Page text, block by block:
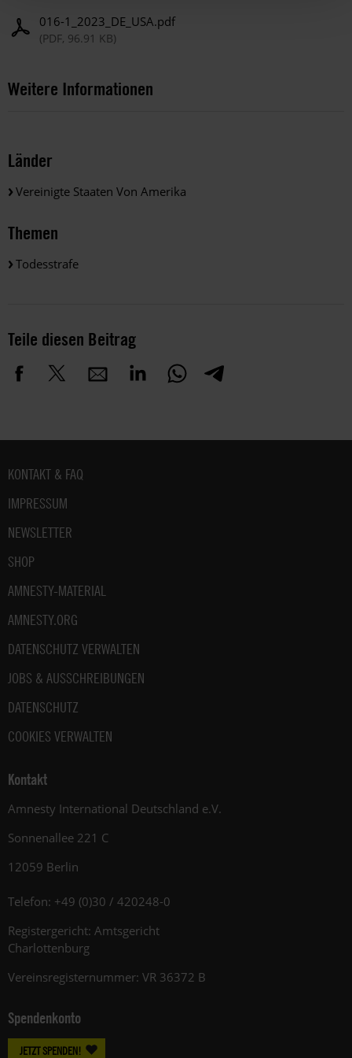
016-1_2023_DE_USA.pdf
(PDF, 96.91 KB)
Weitere Informationen
Länder
Vereinigte Staaten Von Amerika
Themen
Todesstrafe
Teile diesen Beitrag
Fußbereich
KONTAKT & FAQ
IMPRESSUM
NEWSLETTER
SHOP
AMNESTY-MATERIAL
AMNESTY.ORG
DATENSCHUTZ VERWALTEN
JOBS & AUSSCHREIBUNGEN
DATENSCHUTZ
COOKIES VERWALTEN
Kontakt
Amnesty International Deutschland e.V.
Sonnenallee 221 C
12059 Berlin
Telefon: +49 (0)30 / 420248-0
Registergericht: Amtsgericht
Charlottenburg
Vereinsregisternummer: VR 36372 B
Spendenkonto
JETZT SPENDEN!